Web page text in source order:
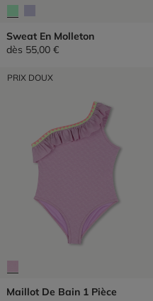
Sweat En Molleton
dès 55,00 €
PRIX DOUX
Maillot De Bain 1 Pièce